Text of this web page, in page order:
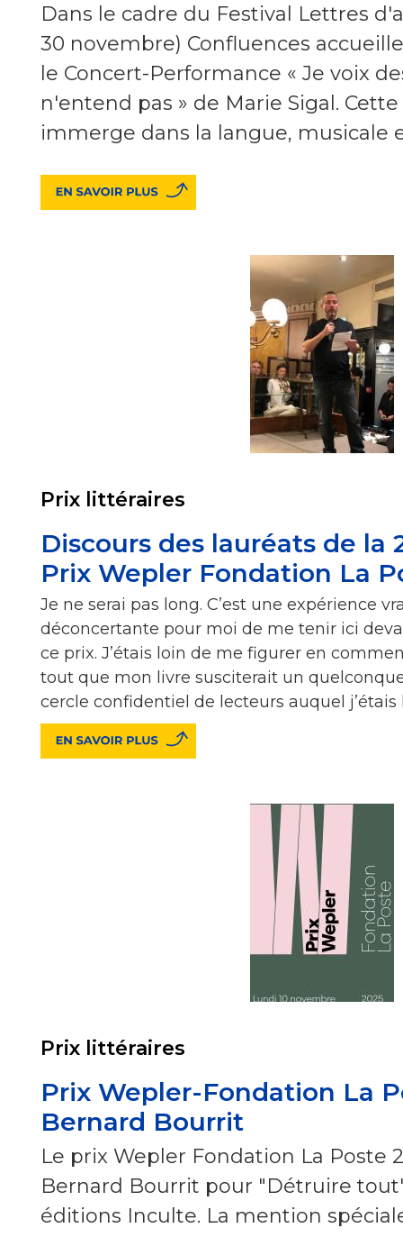
Dans le cadre du Festival Lettres
30 novembre) Confluences
le Concert-Performance « Je voix
n'entend pas » de Marie Sigal.
immerge dans la langue, musicale
Prix littéraires
Discours des lauréats de la
Prix Wepler Fondation La
Je ne serai pas long. C’est une expérience
déconcertante pour moi de me tenir ici
ce prix. J’étais loin de me figurer en
tout que mon livre susciterait un
cercle confidentiel de lecteurs auquel j’étais
Prix littéraires
Prix Wepler-Fondation La
Bernard Bourrit
Le prix Wepler Fondation La Poste
Bernard Bourrit pour "Détruire
éditions Inculte. La mention